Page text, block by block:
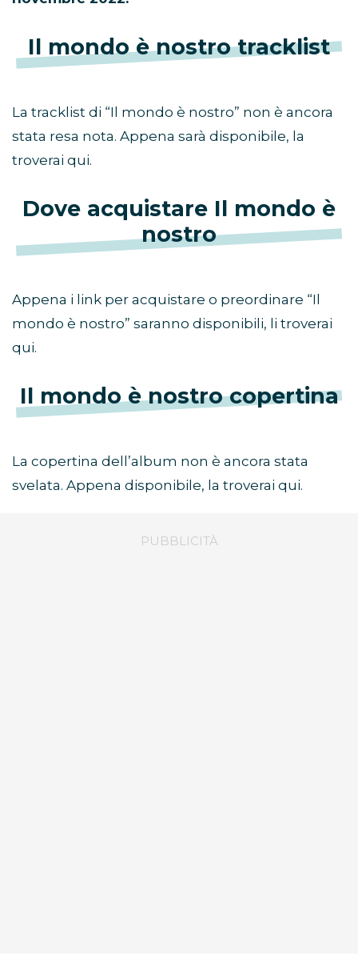
Il mondo è nostro tracklist
La tracklist di “Il mondo è nostro” non è ancora
stata resa nota. Appena sarà disponibile, la
troverai qui.
Dove acquistare Il mondo è
nostro
Appena i link per acquistare o preordinare “Il
mondo è nostro” saranno disponibili, li troverai
qui.
Il mondo è nostro copertina
La copertina dell’album non è ancora stata
svelata. Appena disponibile, la troverai qui.